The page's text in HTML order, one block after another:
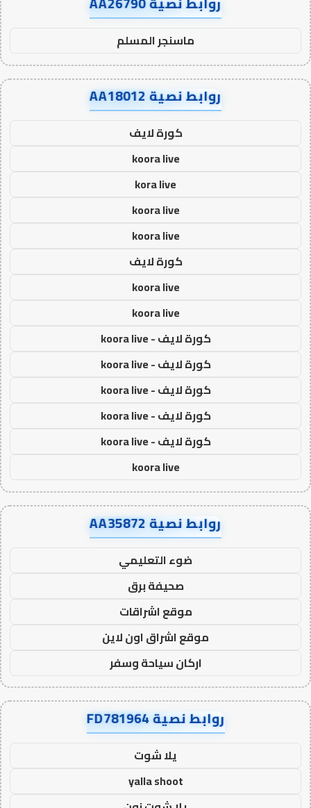
ماسنجر المسلم
روابط نصية AA18012
كورة لايف
koora live
kora live
koora live
koora live
كورة لايف
koora live
koora live
كورة لايف - koora live
كورة لايف - koora live
كورة لايف - koora live
كورة لايف - koora live
كورة لايف - koora live
koora live
روابط نصية AA35872
ضوء التعليمي
صحيفة برق
موقع اشراقات
موقع اشراق اون لاين
اركان سياحة وسفر
روابط نصية FD781964
يلا شوت
yalla shoot